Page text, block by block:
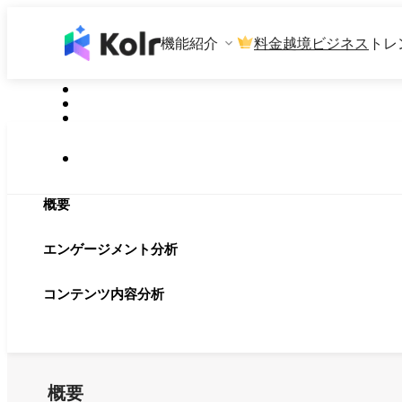
機能紹介 料金越境ビジネス ト
概要
エンゲージメント分析
コンテンツ内容分析
概要